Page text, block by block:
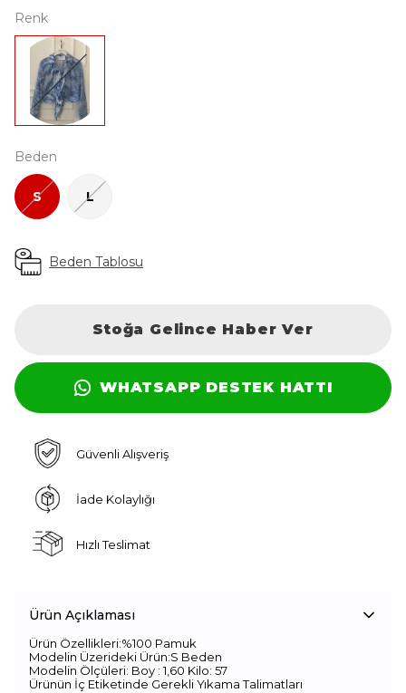
Renk
Beden
S L
Beden Tablosu
Stoğa Gelince Haber Ver
WHATSAPP DESTEK HATTI
Güvenli Alışveriş
İade Kolaylığı
Hızlı Teslimat
Ürün Açıklaması
Ürün Özellikleri:%100 Pamuk
Modelin Üzerideki Ürün:S Beden
Modelin Ölçüleri: Boy : 1,60 Kilo: 57
Ürünün İç Etiketinde Gerekli Yıkama Talimatları